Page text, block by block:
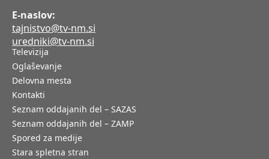
E-naslov:
tajnistvo@tv-nm.si
uredniki@tv-nm.si
Televizija
Oglaševanje
Delovna mesta
Kontakti
Seznam oddajanih del – SAZAS
Seznam oddajanih del – ZAMP
Spored za medije
Stara spletna stran